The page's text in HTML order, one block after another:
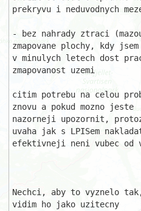
prekryvu i neduvodnych
- bez nahrady ztraci
zmapovane plochy, kdy
v minulych letech dost
zmapovanost uzemi
citim potrebu na celou
znovu a pokud mozno jeste
nazorneji upozornit,
uvaha jak s LPISem
efektivneji neni vubec od
Nechci, aby to vyznelo
vidim ho jako uzitecny